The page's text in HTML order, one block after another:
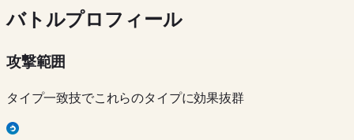
バトルプロフィール
攻撃範囲
タイプ一致技でこれらのタイプに効果抜群